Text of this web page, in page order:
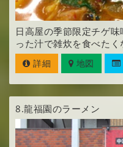
日高屋の季節限定チゲ
った汁で雑炊を食べたく
詳細 地図
8.龍福園のラーメン